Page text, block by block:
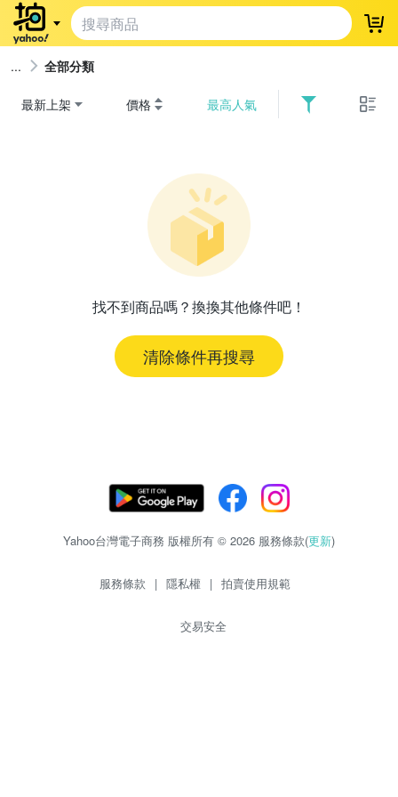
登
全部分類
最新上架 價格 最高人氣
找不到商品嗎？換換其他條件吧！
清除條件再搜尋
Yahoo台灣電子商務 版權所有 © 2026 服務條款(更新)
服務條款 | 隱私權 | 拍賣使用規範
交易安全